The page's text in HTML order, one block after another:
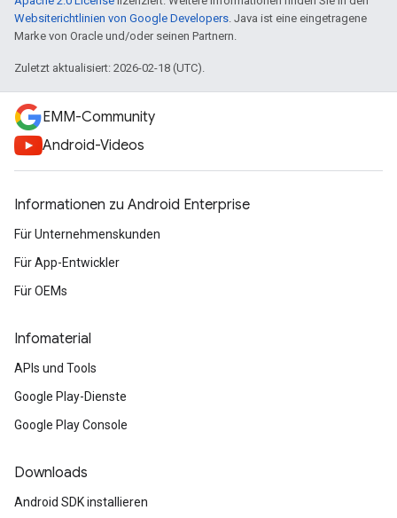
Websiterichtlinien von Google Developers. Java ist eine eingetragene
Marke von Oracle und/oder seinen Partnern.
Zuletzt aktualisiert: 2026-02-18 (UTC).
EMM-Community
Android-Videos
Informationen zu Android Enterprise
Für Unternehmenskunden
Für App-Entwickler
Für OEMs
Infomaterial
APIs und Tools
Google Play-Dienste
Google Play Console
Downloads
Android SDK installieren